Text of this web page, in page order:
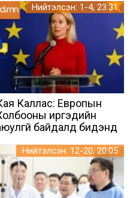
бүрийн оролцоо, хяналт
Каллас: Европын
иргэдийн
байдалд бидэнд
Нийтэлсэн: 1-4, 23:31
Нийтэлсэн: 12-20, 20:05